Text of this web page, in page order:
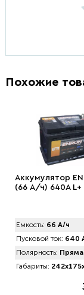
Похожие
Аккумулятор
(66 А/ч) 640A L+
Емкость: 66 А/ч
Пусковой ток: 640
Полярность:
Габариты: